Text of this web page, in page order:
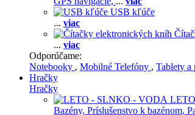
USB kľúče
... viac
... viac
Odporúčame:
Notebooky , Mobilné Telefóny , Tablety a
Hračky
Hračky
Bazény, Príslušenstvo k bazénom,